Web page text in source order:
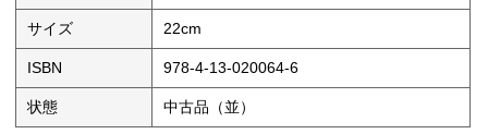
サイズ 22cm
ISBN 978-4-13-020064-6
状態 中古品（並）